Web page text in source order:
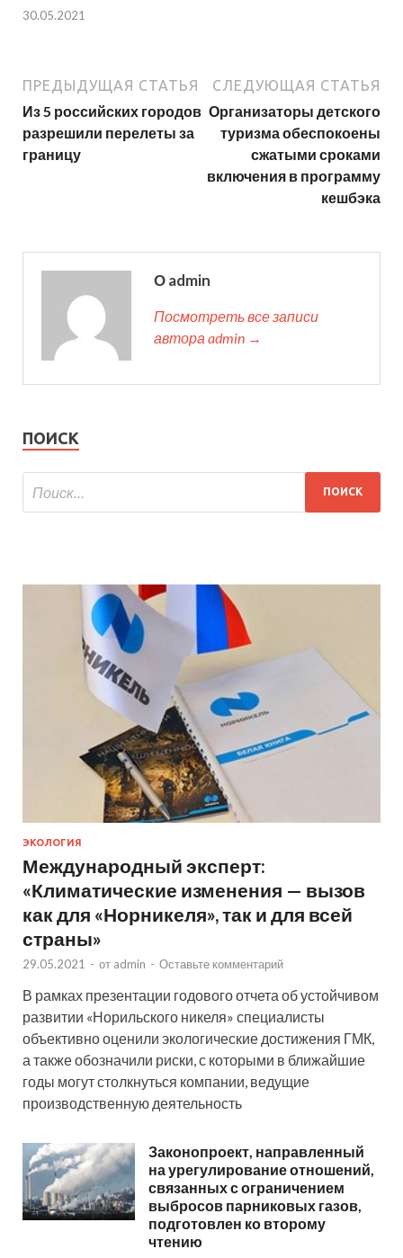
30.05.2021
ПРЕДЫДУЩАЯ СТАТЬЯ
Из 5 российских городов
разрешили перелеты за
границу
СЛЕДУЮЩАЯ СТАТЬЯ
Организаторы детского
туризма обеспокоены
сжатыми сроками
включения в программу
кешбэка
О admin
Посмотреть все записи
автора admin →
ПОИСК
ЭКОЛОГИЯ
Международный эксперт:
«Климатические изменения — вызов
как для «Норникеля», так и для всей
страны»
29.05.2021 - от admin - Оставьте комментарий
В рамках презентации годового отчета об устойчивом
развитии «Норильского никеля» специалисты
объективно оценили экологические достижения ГМК,
а также обозначили риски, с которыми в ближайшие
годы могут столкнуться компании, ведущие
производственную деятельность
Законопроект, направленный
на урегулирование отношений,
связанных с ограничением
выбросов парниковых газов,
подготовлен ко второму
чтению